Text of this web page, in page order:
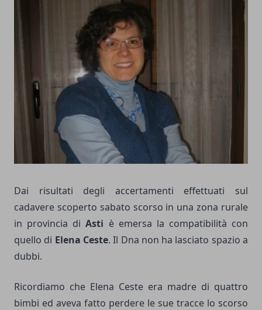
Dai risultati degli accertamenti effettuati sul
cadavere scoperto sabato scorso in una zona rurale
in provincia diAsti è emersa la compatibilità con
quello di Elena Ceste. Il Dna non ha lasciato spazio a
dubbi.
Ricordiamo che Elena Ceste era madre di quattro
bimbi ed aveva fatto perdere le sue tracce lo scorso